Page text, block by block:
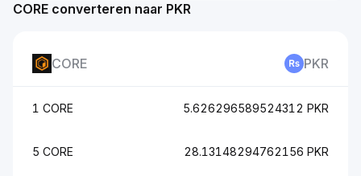
CORE converteren naar PKR
CORE PKR
1 CORE 5.626296589524312 PKR
5 CORE 28.13148294762156 PKR